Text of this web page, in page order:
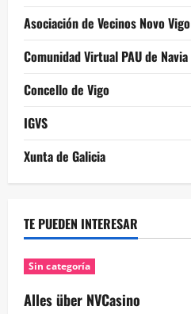
Asociación de Vecinos Novo Vigo
Comunidad Virtual PAU de Navia
Concello de Vigo
IGVS
Xunta de Galicia
TE PUEDEN INTERESAR
Sin categoría
Alles über NVCasino